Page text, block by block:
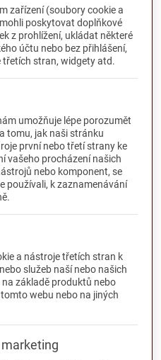
zařízení (soubory cookie a
poskytovat doplňkové
z prohlížení, ukládat některé
účtu nebo bez přihlášení,
stran, widgety atd.
umožňuje lépe porozumět
tomu, jak naši stránku
první nebo třetí strany ke
vašeho procházení našich
nebo komponent, se
používali, k zaznamenávání
a nástroje třetích stran k
služeb naší nebo našich
základě produktů nebo
webu nebo na jiných